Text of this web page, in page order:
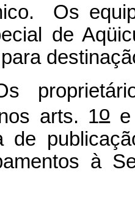
Os
de
arts. 1oe
de
à